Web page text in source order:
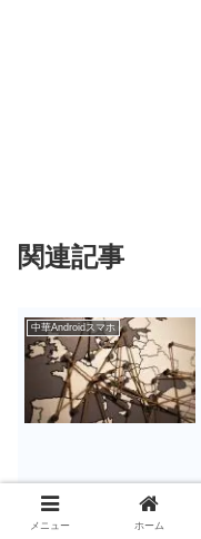
関連記事
中華Androidスマホ
個人輸入・海外通販
メニュー ホーム